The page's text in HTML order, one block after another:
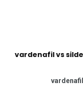
vardenafil vs